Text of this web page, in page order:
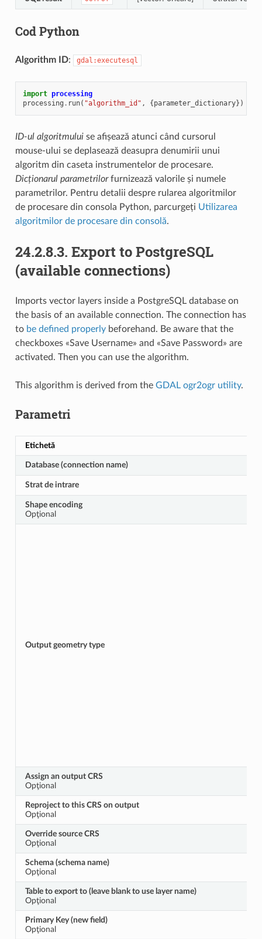
Cod Python
Algorithm ID: gdal:executesql
import processing
processing . run( "algorithm_id" , {parameter_dictionary})
ID-ul algoritmuluise afișează atunci când cursorul
mouse-ului se deplasează deasupra denumirii unui
algoritm din caseta instrumentelor de procesare.
Dicționarul parametrilorfurnizează valorile și numele
parametrilor. Pentru detalii despre rularea algoritmilor
de procesare din consola Python, parcurgeți Utilizarea
algoritmilor de procesare din consolă.
24.2.8.3. Export to PostgreSQL
(available connections)
Imports vector layers inside a PostgreSQL database on
the basis of an available connection. The connection has
to be defined properlybeforehand. Be aware that the
checkboxes «Save Username» and «Save Password» are
activated. Then you can use the algorithm.
This algorithm is derived from the GDAL ogr2ogr utility.
Parametri
Etichetă
Database (connection name)
Strat de intrare
Shape encoding
Opţional
Output geometry type
Assign an output CRS
Opţional
Reproject to this CRS on output
Opţional
Override source CRS
Opţional
Schema (schema name)
Opţional
Table to export to (leave blank to use layer name)
Opţional
Primary Key (new field)
Opţional